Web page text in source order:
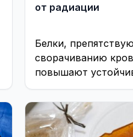
от радиации
Белки,
сворачиванию
повышают
организма к
дозам
излучения. ...